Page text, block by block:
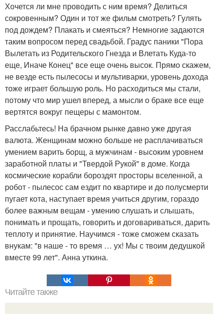
Хочется ли мне проводить с ним время? Делиться
сокровенным? Один и тот же фильм смотреть? Гулять
под дождем? Плакать и смеяться? Немногие задаются
таким вопросом перед свадьбой. Градус паники "Пора
Вылетать из Родительского Гнезда и Влетать Куда-то
еще, Иначе Конец" все еще очень высок. Прямо скажем,
не везде есть пылесосы и мультиварки, уровень дохода
тоже играет большую роль. Но расходиться мы стали,
потому что мир ушел вперед, а мысли о браке все еще
вертятся вокруг пещеры с мамонтом.
Расслабьтесь! На брачном рынке давно уже другая
валюта. Женщинам можно больше не расплачиваться
умением варить борщ, а мужчинам - высоким уровнем
заработной платы и "Твердой Рукой" в доме. Когда
космические корабли бороздят просторы вселенной, а
робот - пылесос сам ездит по квартире и до полусмерти
пугает кота, наступает время учиться другим, гораздо
более важным вещам - умению слушать и слышать,
понимать и прощать, говорить и договариваться, дарить
теплоту и принятие. Научимся - тоже сможем сказать
внукам: "в наше - то время … ух! Мы с твоим дедушкой
вместе 99 лет". Анна уткина.
Читайте также